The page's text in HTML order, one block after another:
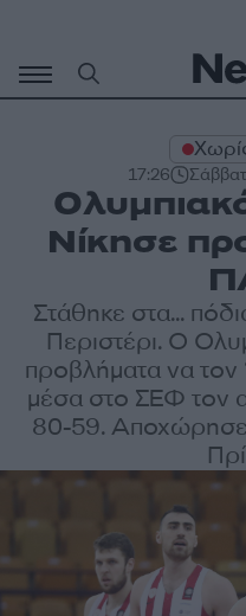
περιεχόμενο
17:26
Νίκησε
Στάθηκε στα...
Περιστέρι. Ο
προβλήματα να τον
μέσα στο ΣΕΦ τον
80-59.